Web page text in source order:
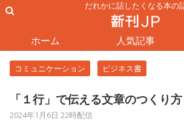
だれかに話したくなる本の
ホーム 人気記事
コミュニケーション ビジネス書
「１行」で伝える文章のつくり
2024年1月6日 22時配信